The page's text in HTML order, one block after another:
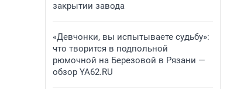
закрытии завода
«Девчонки, вы испытываете судьбу»:
что творится в подпольной
рюмочной на Березовой в Рязани —
обзор YA62.RU